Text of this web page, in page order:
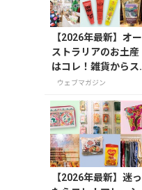
【2026年最新】オー
ストラリアのお土産
はコレ！雑貨からス
ーパーでも買えるグ
ウェブマガジン
【2026年最新】迷っ